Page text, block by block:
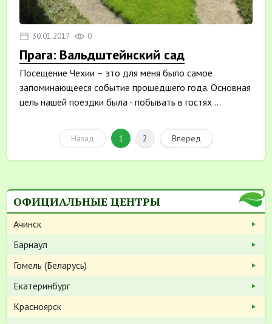
30.01.2017 0
Прага: Вальдштейнский сад
Посещение Чехии – это для меня было самое
запоминающееся событие прошедшего года. Основная
цель нашей поездки была - побывать в гостях ...
Назад 1 2 Вперед
ОФИЦИАЛЬНЫЕ ЦЕНТРЫ
Ачинск
Барнаул
Гомель (Беларусь)
Екатеринбург
Красноярск